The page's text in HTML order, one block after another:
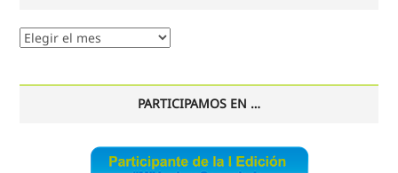
Nuestro
PARTICIPAMOS EN …